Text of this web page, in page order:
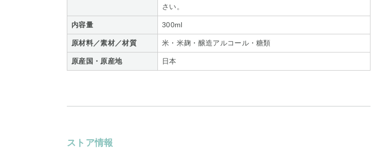
さい。
内容量 300ml
原材料／素材／材質 米・米麹・醸造アルコール・糖類
原産国・原産地 日本
ストア情報